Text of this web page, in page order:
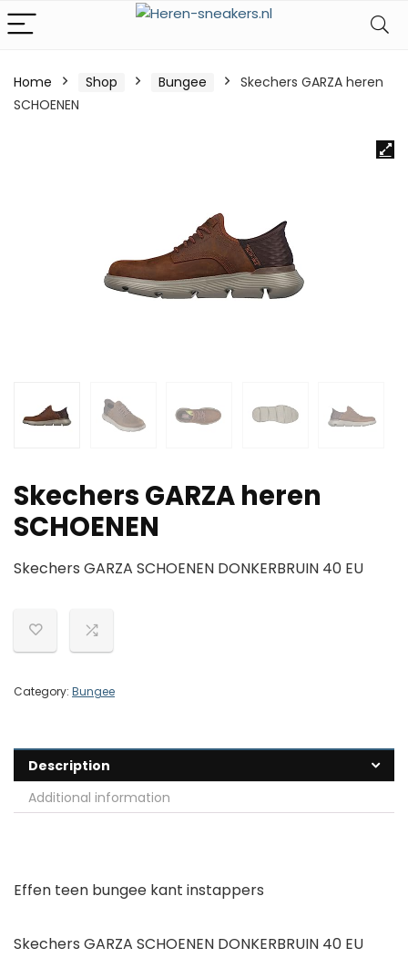
Home Shop Bungee
Skechers GARZA heren
SCHOENEN
Skechers GARZA heren
SCHOENEN
Skechers GARZA SCHOENEN DONKERBRUIN 40 EU
Category: Bungee
Description
Additional information
Effen teen bungee kant instappers
Skechers GARZA SCHOENEN DONKERBRUIN 40 EU